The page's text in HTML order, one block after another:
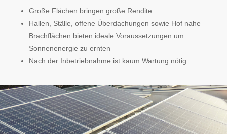
Große Flächen bringen große Rendite
Hallen, Ställe, offene Überdachungen sowie Hof nahe
Brachflächen bieten ideale Voraussetzungen um
Sonnenenergie zu ernten
Nach der Inbetriebnahme ist kaum Wartung nötig